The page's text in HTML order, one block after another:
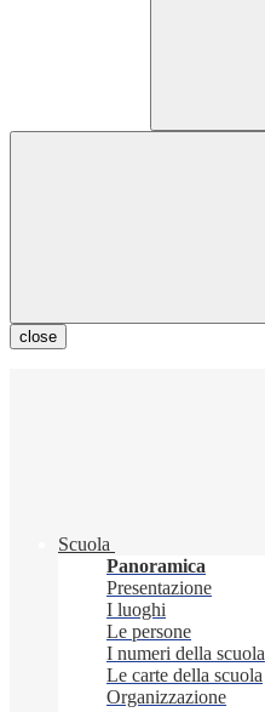
close
Scuola
Panoramica
Presentazione
I luoghi
Le persone
I numeri della scuola
Le carte della scuola
Organizzazione